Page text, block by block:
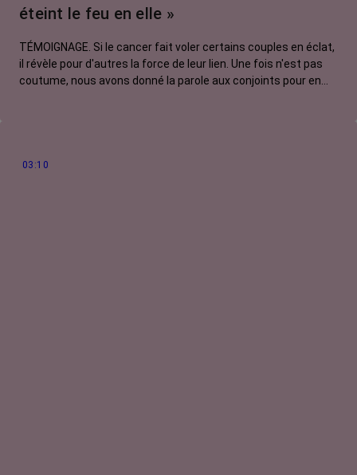
éteint le feu en elle »
TÉMOIGNAGE. Si le cancer fait voler certains couples en éclat,
il révèle pour d'autres la force de leur lien. Une fois n'est pas
coutume, nous avons donné la parole aux conjoints pour en
cette vidéo, Carole redéclare sa flamme à sa moitié.
03:10